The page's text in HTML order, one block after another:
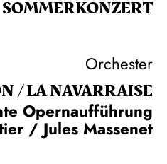
SOMMER­KONZERT
Orchester
/ LA NAVAR­RAISE
Opernaufführung
/ Jules Massenet